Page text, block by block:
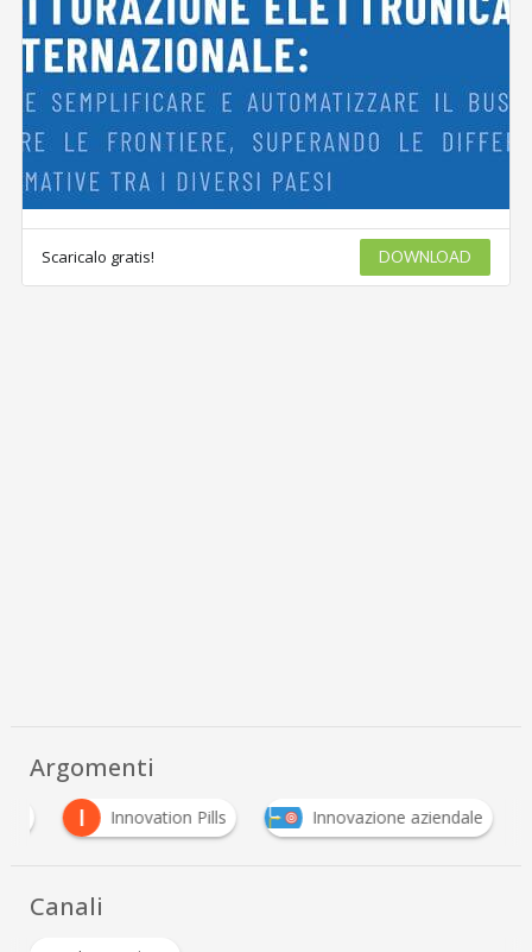
Scaricalo gratis! DOWNLOAD
Argomenti
I Innovation Pills Innovazione aziendale
Canali